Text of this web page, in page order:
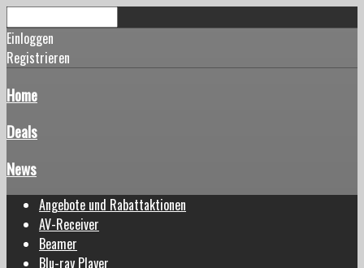
Einloggen
Registrieren
Home
Deals
News
Angebote und Rabattaktionen
AV-Receiver
Beamer
Blu-ray Player